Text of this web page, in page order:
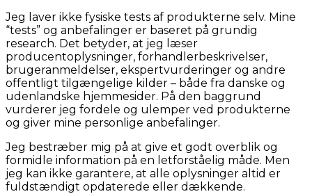
Jeg laver ikke fysiske tests af produkterne selv. Mine
“tests” og anbefalinger er baseret på grundig
research. Det betyder, at jeg læser
producentoplysninger, forhandlerbeskrivelser,
brugeranmeldelser, ekspertvurderinger og andre
offentligt tilgængelige kilder – både fra danske og
udenlandske hjemmesider. På den baggrund
vurderer jeg fordele og ulemper ved produkterne
og giver mine personlige anbefalinger.
Jeg bestræber mig på at give et godt overblik og
formidle information på en letforståelig måde. Men
jeg kan ikke garantere, at alle oplysninger altid er
fuldstændigt opdaterede eller dækkende.